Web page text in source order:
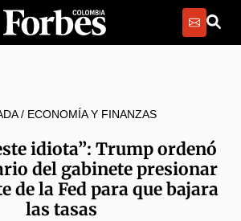
/ ECONOMÍA Y FINANZAS
idiota”: Trump ordenó
del gabinete presionar
de la Fed para que bajara
las tasas